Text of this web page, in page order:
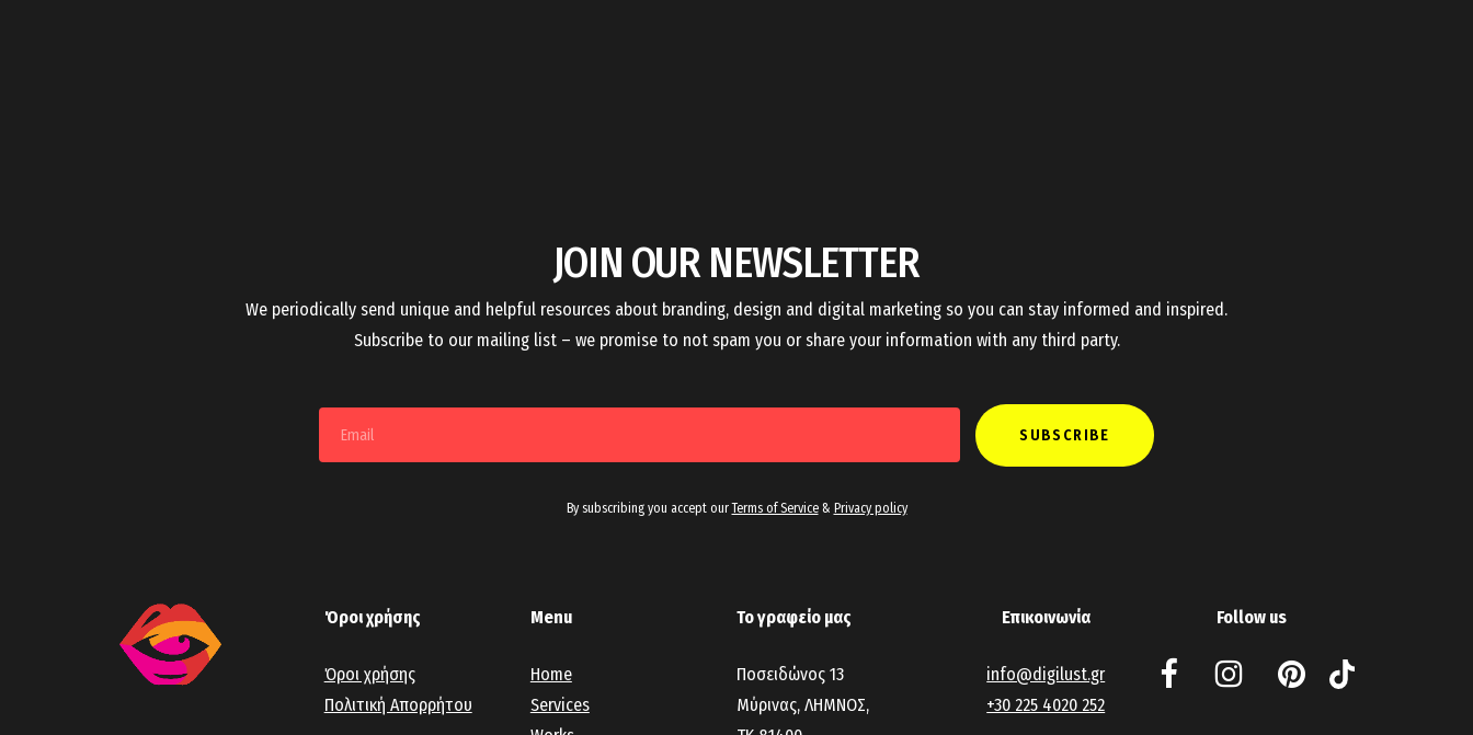
JOIN OUR NEWSLETTER
We periodically send unique and helpful resources about branding, design and digital marketing so you can stay informed and inspired.
Subscribe to our mailing list – we promise to not spam you or share your information with any third party.
By subscribing you accept ourTerms of Service& Privacy policy
Όροι χρήσης
Όροι χρήσης
Πολιτική Απορρήτου
Menu
Home
Services
Το γραφείο μας
Ποσειδώνος 13
Μύρινας, ΛΗΜΝΟΣ,
Επικοινωνία
info@digilust.gr
+30 225 4020 252
Follow us